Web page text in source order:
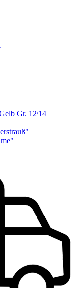
Gr. 12/14